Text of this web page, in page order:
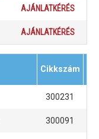
AJÁNLATKÉRÉS
AJÁNLATKÉRÉS
Cikkszám
300231
300091